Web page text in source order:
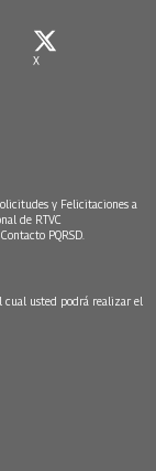
X
y Felicitaciones a
de RTVC
Contacto PQRSD.
cual usted podrá realizar el